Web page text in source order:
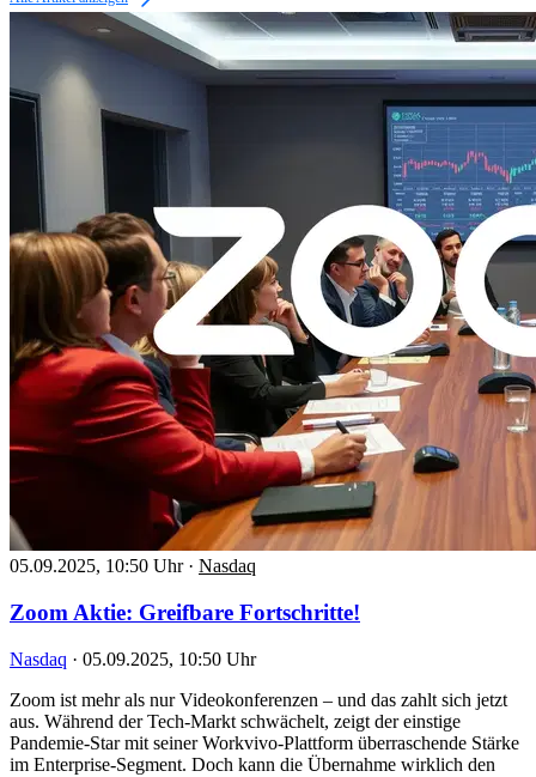
05.09.2025, 10:50 Uhr · Nasdaq
Zoom Aktie: Greifbare Fortschritte!
Nasdaq · 05.09.2025, 10:50 Uhr
Zoom ist mehr als nur Videokonferenzen – und das zahlt sich jetzt
aus. Während der Tech-Markt schwächelt, zeigt der einstige
Pandemie-Star mit seiner Workvivo-Plattform überraschende Stärke
im Enterprise-Segment. Doch kann die Übernahme wirklich den